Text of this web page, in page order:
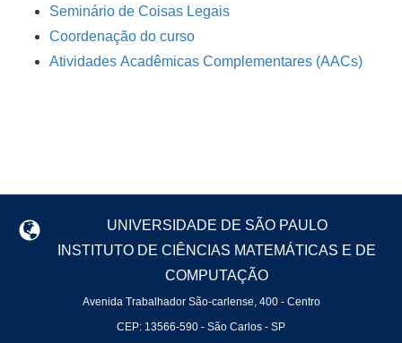
Seminário de Coisas Legais
Coordenação do curso
Atividades Acadêmicas Complementares (AACs)
UNIVERSIDADE DE SÃO PAULO
INSTITUTO DE CIÊNCIAS MATEMÁTICAS E DE
COMPUTAÇÃO
Avenida Trabalhador São-carlense, 400 - Centro
CEP: 13566-590 - São Carlos - SP